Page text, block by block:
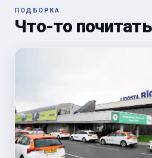
ПОДБОРКА
Что-то почитать